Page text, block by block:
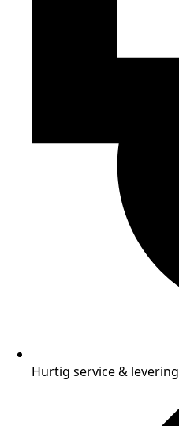
Hurtig service & levering